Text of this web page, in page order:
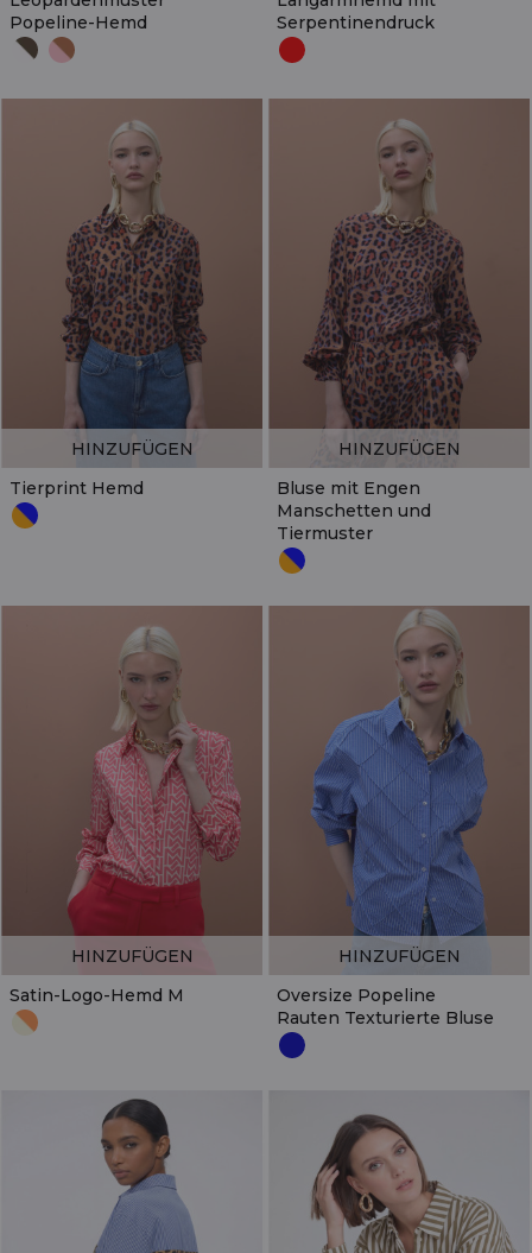
Popeline-Hemd
Serpentinendruck
Tierprint Hemd
HINZUFÜGEN
Bluse mit Engen
Manschetten und
Tiermuster
HINZUFÜGEN
Satin-Logo-Hemd M
HINZUFÜGEN
Oversize Popeline
Rauten Texturierte Bluse
HINZUFÜGEN